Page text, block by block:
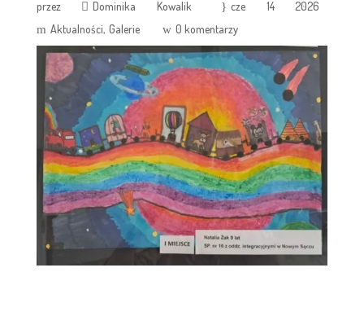
przez Dominika Kowalik
cze 14 2026
Aktualności Galerie 0 komentarzy